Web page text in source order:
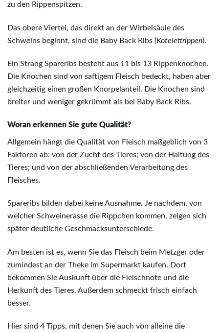
zu den Rippenspitzen.
Das obere Viertel, das direkt an der Wirbelsäule des
Schweins beginnt, sind die Baby Back Ribs (Kotelettrippen).
Ein Strang Spareribs besteht aus 11 bis 13 Rippenknochen.
Die Knochen sind von saftigem Fleisch bedeckt, haben aber
gleichzeitig einen großen Knorpelanteil. Die Knochen sind
breiter und weniger gekrümmt als bei Baby Back Ribs.
Woran erkennen Sie gute Qualität?
Allgemein hängt die Qualität von Fleisch maßgeblich von 3
Faktoren ab: von der Zucht des Tieres; von der Haltung des
Tieres; und von der abschließenden Verarbeitung des
Fleisches.
Spareribs bilden dabei keine Ausnahme. Je nachdem, von
welcher Schweinerasse die Rippchen kommen, zeigen sich
später deutliche Geschmacksunterschiede.
Am besten ist es, wenn Sie das Fleisch beim Metzger oder
zumindest an der Theke im Supermarkt kaufen. Dort
bekommen Sie Auskunft über die Fleischnote und die
Herkunft des Tieres. Außerdem schmeckt frisch einfach
besser.
Hier sind 4 Tipps, mit denen Sie auch von alleine die